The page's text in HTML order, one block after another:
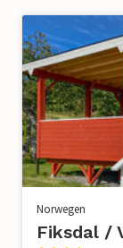
Norwegen
Fiksdal /